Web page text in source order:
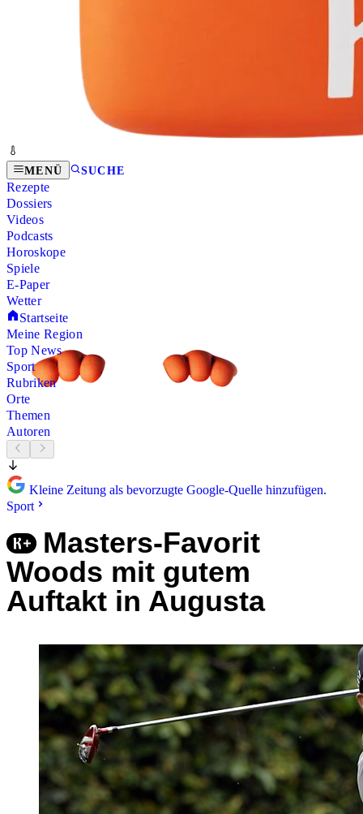
MENÜ SUCHE
Rezepte
Dossiers
Videos
Podcasts
Horoskope
Spiele
E-Paper
Wetter
Startseite
Meine Region
Top News
Sport
Rubriken
Orte
Themen
Autoren
Kleine Zeitung als bevorzugte Google-Quelle hinzufügen.
Sport
Masters-Favorit
Woods mit gutem
Auftakt in Augusta